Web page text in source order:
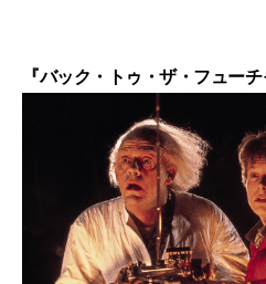
『バック・トゥ・ザ・フューチ